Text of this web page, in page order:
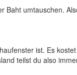
umtauschen.
ist. Es
teilst du also